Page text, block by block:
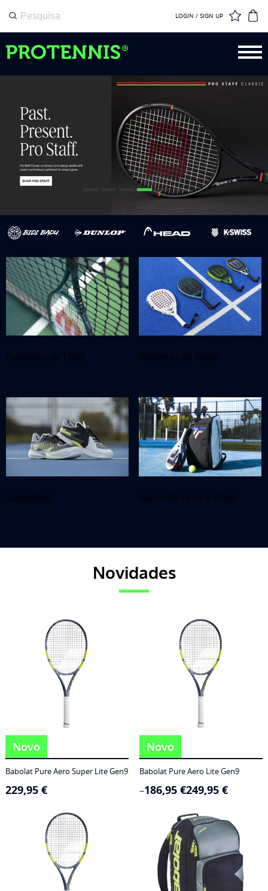
LOGIN / SIGN UP
Raquetes de Ténis Raquetes de Padel
Sapatilhas Sacos de Ténis e Padel
Novidades
Novo
Babolat Pure Aero Super Lite Gen9
229,95 €
Novo
Babolat Pure Aero Lite Gen9
186,95 €
– 249,95 €
Price
range:
249,95 €